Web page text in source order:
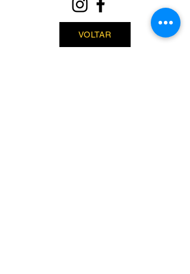
VOLTAR